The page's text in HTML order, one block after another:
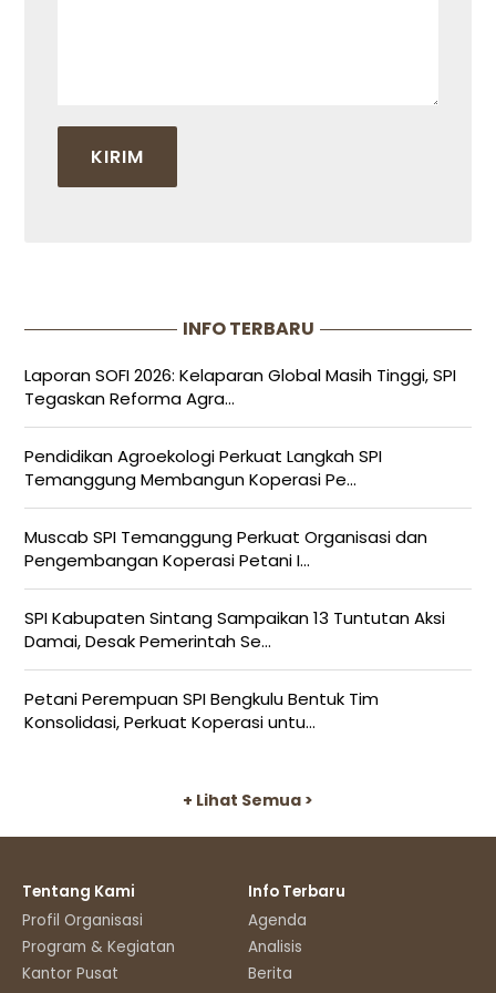
INFO TERBARU
Laporan SOFI 2026: Kelaparan Global Masih Tinggi, SPI
Tegaskan Reforma Agra...
Pendidikan Agroekologi Perkuat Langkah SPI
Temanggung Membangun Koperasi Pe...
Muscab SPI Temanggung Perkuat Organisasi dan
Pengembangan Koperasi Petani I...
SPI Kabupaten Sintang Sampaikan 13 Tuntutan Aksi
Damai, Desak Pemerintah Se...
Petani Perempuan SPI Bengkulu Bentuk Tim
Konsolidasi, Perkuat Koperasi untu...
+ Lihat Semua >
Tentang Kami
Profil Organisasi
Program & Kegiatan
Kantor Pusat
Info Terbaru
Agenda
Analisis
Berita